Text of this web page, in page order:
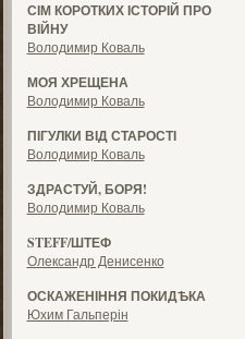
СІМ КОРОТКИХ ІСТОРІЙ ПРО
ВІЙНУ
Володимир Коваль
МОЯ ХРЕЩЕНА
Володимир Коваль
ПІГУЛКИ ВІД СТАРОСТІ
Володимир Коваль
ЗДРАСТУЙ, БОРЯ!
Володимир Коваль
STEFF/ШТЕФ
Олександр Денисенко
ОСКАЖЕНІННЯ ПОКИДѢКА
Юхим Гальперін